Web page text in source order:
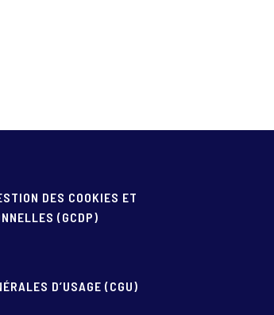
DES COOKIES ET
(GCDP)
D’USAGE (CGU)